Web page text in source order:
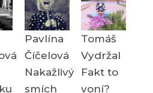
Pavlína
Číčelová
Nakažlivý
smích
Tomáš
Vydržal
Fakt to
voní?